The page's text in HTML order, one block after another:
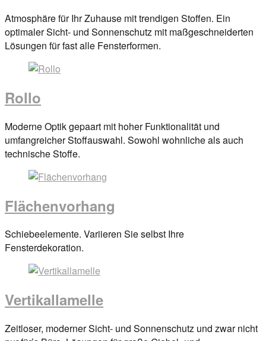
Posted
on
29.
By
Atmosphäre für Ihr Zuhause mit trendigen Stoffen. Ein
optimaler Sicht- und Sonnenschutz mit maßgeschneiderten
Lösungen für fast alle Fensterformen.
Rollo
Posted
on
29.
By
Moderne Optik gepaart mit hoher Funktionalität und
umfangreicher Stoffauswahl. Sowohl wohnliche als auch
technische Stoffe.
Flächenvorhang
Posted
on
anova
Schiebeelemente. Variieren Sie selbst Ihre
Fensterdekoration.
Vertikallamelle
Posted
Zeitloser, moderner Sicht- und Sonnenschutz und zwar nicht